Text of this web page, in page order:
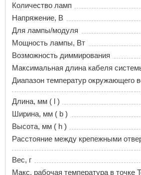
Количество ламп
Напряжение, В
Для лампы/модуля
Мощность лампы, Вт
Возможность диммирования
Максимальная длина кабеля
Диапазон температур окружающего
Длина, мм ( l )
Ширина, мм ( b )
Высота, мм ( h )
Расстояние между крепежными
Вес, г
Макс. рабочая температура в точке